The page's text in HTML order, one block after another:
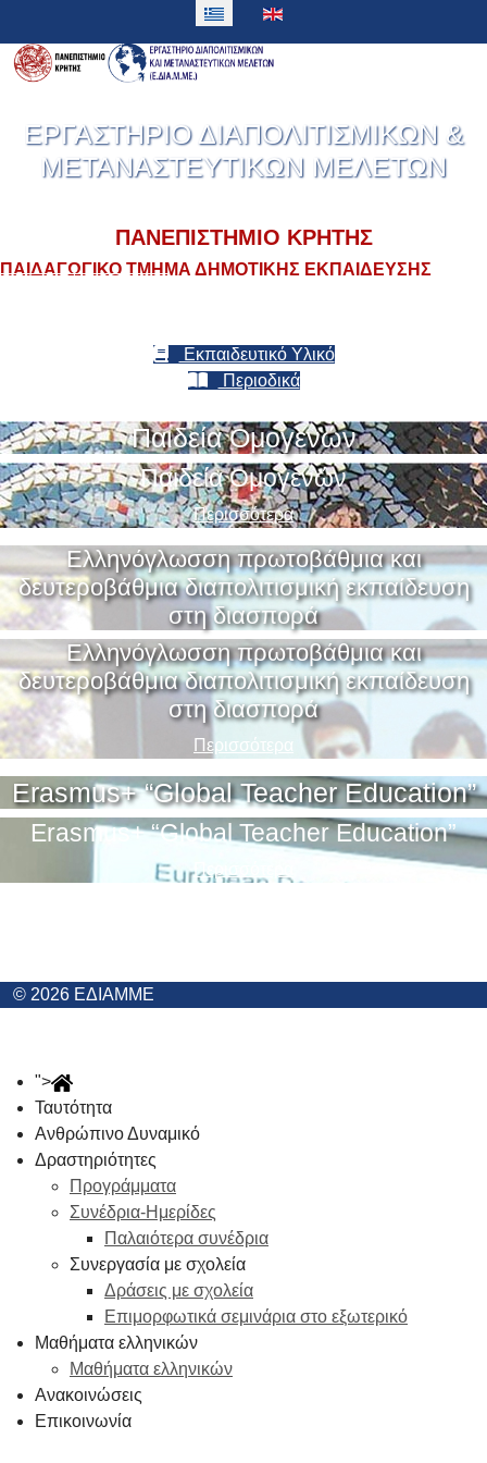
ΕΡΓΑΣΤΗΡΙΟ ΔΙΑΠΟΛΙΤΙΣΜΙΚΩΝ &
ΜΕΤΑΝΑΣΤΕΥΤΙΚΩΝ ΜΕΛΕΤΩΝ
ΠΑΝΕΠΙΣΤΗΜΙΟ ΚΡΗΤΗΣ
ΠΑΙΔΑΓΩΓΙΚΟ ΤΜΗΜΑ ΔΗΜΟΤΙΚΗΣ ΕΚΠΑΙΔΕΥΣΗΣ
Εκπαιδευτικό Υλικό
Περιοδικά
Παιδεία Ομογενών
Παιδεία Ομογενών
Περισσότερα
Ελληνόγλωσση πρωτοβάθμια και
δευτεροβάθμια διαπολιτισμική εκπαίδευση
στη διασπορά
Ελληνόγλωσση πρωτοβάθμια και
δευτεροβάθμια διαπολιτισμική εκπαίδευση
στη διασπορά
Περισσότερα
Erasmus+ “Global Teacher Education”
Erasmus+ “Global Teacher Education”
Περισσότερα
© 2026 ΕΔΙΑΜΜΕ
">
Ταυτότητα
Ανθρώπινο Δυναμικό
Δραστηριότητες
Προγράμματα
Συνέδρια-Ημερίδες
Παλαιότερα συνέδρια
Συνεργασία με σχολεία
Δράσεις με σχολεία
Επιμορφωτικά σεμινάρια στο εξωτερικό
Μαθήματα ελληνικών
Μαθήματα ελληνικών
Ανακοινώσεις
Επικοινωνία